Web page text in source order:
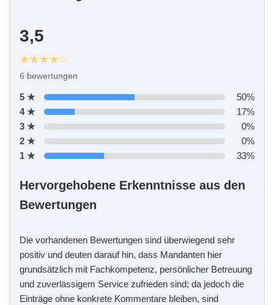
3,5
★★★★☆
6 bewertungen
5 ★
50%
4 ★
17%
3 ★
0%
2 ★
0%
1 ★
33%
Hervorgehobene Erkenntnisse aus den
Bewertungen
Die vorhandenen Bewertungen sind überwiegend sehr
positiv und deuten darauf hin, dass Mandanten hier
grundsätzlich mit Fachkompetenz, persönlicher Betreuung
und zuverlässigem Service zufrieden sind; da jedoch die
Einträge ohne konkrete Kommentare bleiben, sind